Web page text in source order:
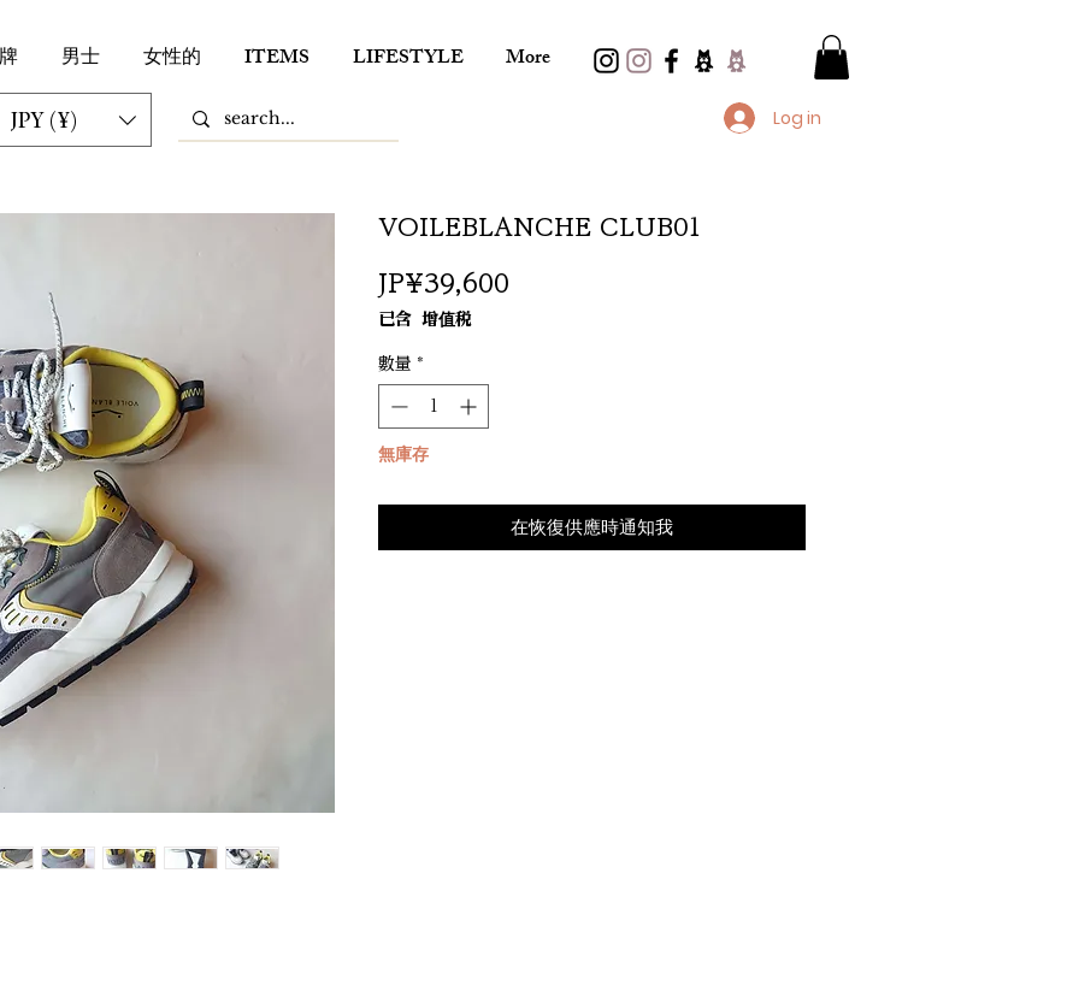
男士 女性的 ITEMS LIFESTYLE More
JPY (¥) Log in
VOILEBLANCHE CLUB01
JP¥39,600
已含 增值税
數量 *
無庫存
在恢復供應時通知我